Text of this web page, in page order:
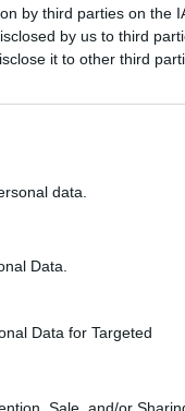
by third parties on the
by us to third
it to other third
data.
Data.
Data for Targeted